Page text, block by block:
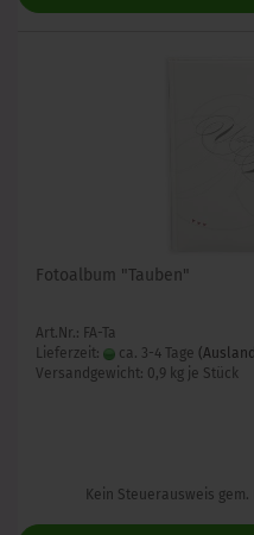
Fotoalbum "Tauben"
Art.Nr.: FA-Ta
Lieferzeit:
ca. 3-4 Tage
Versandgewicht: 0,9 kg je Stück
Kein Steuerausweis gem.